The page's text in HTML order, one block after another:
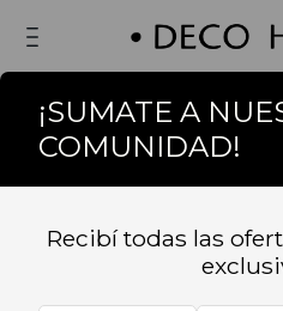
¡SUMATE A
COMUNIDAD!
Recibí todas las